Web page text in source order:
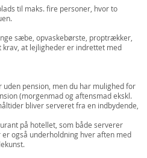
til maks. fire personer, hvor to
sæbe, opvaskebørste, proptrækker,
krav, at lejligheder er indrettet med
pension, men du har mulighed for
(morgenmad og aftensmad ekskl.
bliver serveret fra en indbydende,
på hotellet, som både serverer
også underholdning hver aften med